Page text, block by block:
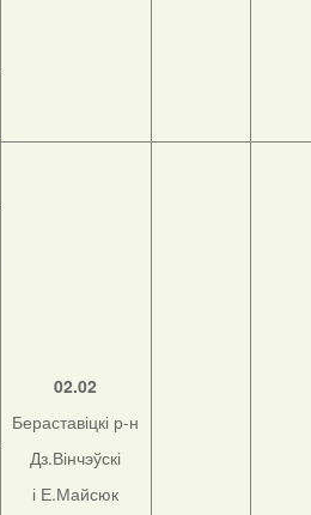
02.02
Бераставіцкі р-н
Дз.Вінчэўскі
і Е.Майсюк